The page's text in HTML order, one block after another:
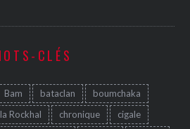
CLÉS
Bam bataclan
boumchaka
Rockhal
chronique
cigale